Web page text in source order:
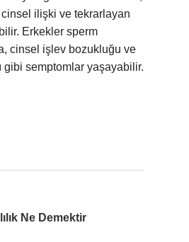
cinsel ilişki ve tekrarlayan
Erkekler sperm
cinsel işlev bozukluğu ve
gibi semptomlar yaşayabilir.
Ne Demektir